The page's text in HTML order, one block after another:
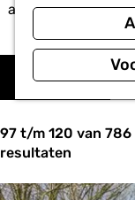
aanbod. Boek
W
a
t
z
o
Filter
r
e
e
r
o
97 t/m 120 van 786
resultaten
S
r
e